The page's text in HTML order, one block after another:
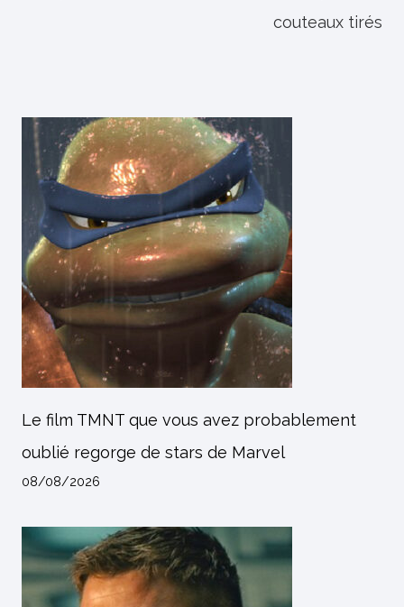
couteaux tirés
Le film TMNT que vous avez probablement
oublié regorge de stars de Marvel
08/08/2026